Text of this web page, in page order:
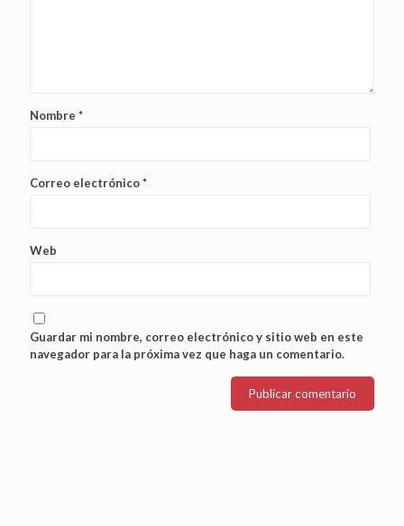
Nombre *
Correo electrónico*
Web
Guardar mi nombre, correo electrónico y sitio web en este
navegador para la próxima vez que haga un comentario.